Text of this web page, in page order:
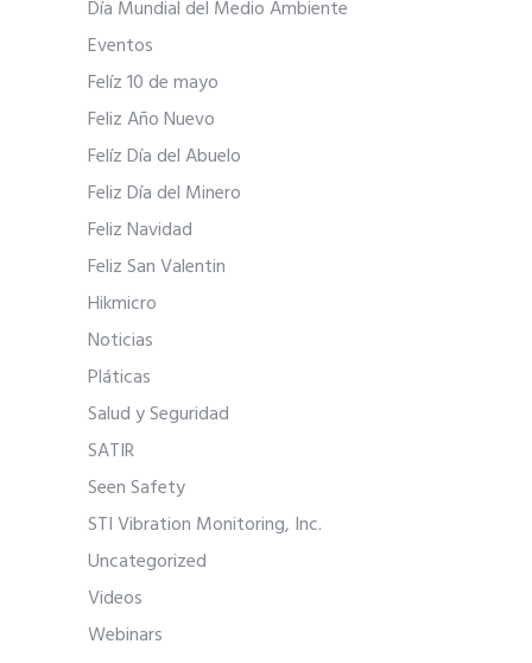
Día Mundial del Medio Ambiente
Eventos
Felíz 10 de mayo
Feliz Año Nuevo
Felíz Día del Abuelo
Feliz Día del Minero
Feliz Navidad
Feliz San Valentin
Hikmicro
Noticias
Pláticas
Salud y Seguridad
SATIR
Seen Safety
STI Vibration Monitoring, Inc.
Uncategorized
Videos
Webinars